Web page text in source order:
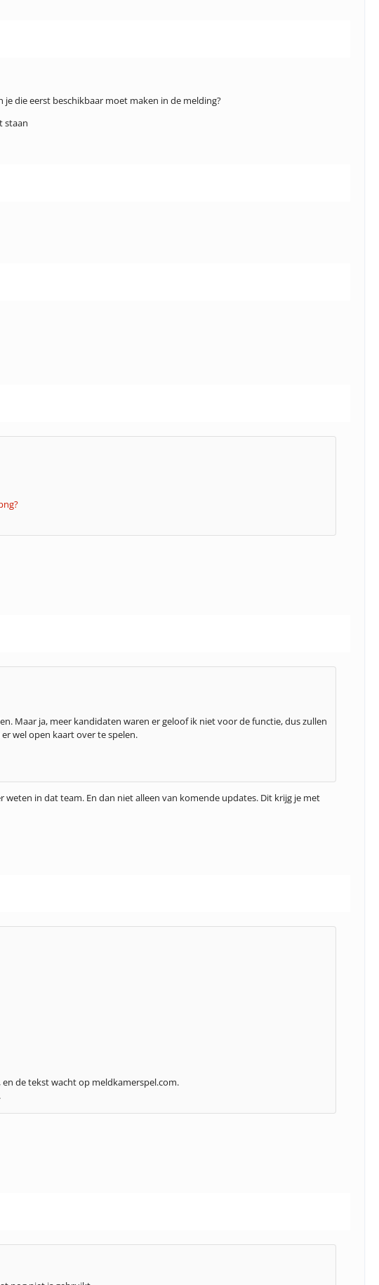
die eerst beschikbaar moet maken in de melding?
staan
Maar ja, meer kandidaten waren er geloof ik niet voor de functie, dus zullen
wel open kaart over te spelen.
in dat team. En dan niet alleen van komende updates. Dit krijg je met
de tekst wacht op meldkamerspel.com.